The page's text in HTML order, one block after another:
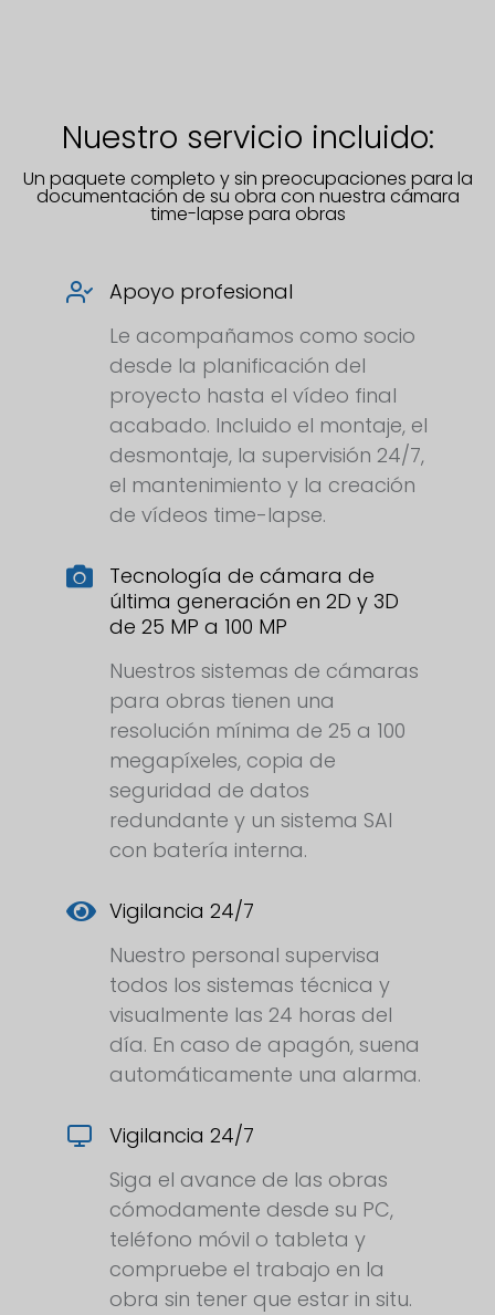
Nuestro servicio incluido:
Un paquete completo y sin preocupaciones para la
documentación de su obra con nuestra cámara
time-lapse para obras
Apoyo profesional
Le acompañamos como socio
desde la planificación del
proyecto hasta el vídeo final
acabado. Incluido el montaje, el
desmontaje, la supervisión 24/7,
el mantenimiento y la creación
de vídeos time-lapse.
Tecnología de cámara de
última generación en 2D y 3D
de 25 MP a 100 MP
Nuestros sistemas de cámaras
para obras tienen una
resolución mínima de 25 a 100
megapíxeles, copia de
seguridad de datos
redundante y un sistema SAI
con batería interna.
Vigilancia 24/7
Nuestro personal supervisa
todos los sistemas técnica y
visualmente las 24 horas del
día. En caso de apagón, suena
automáticamente una alarma.
Vigilancia 24/7
Siga el avance de las obras
cómodamente desde su PC,
teléfono móvil o tableta y
compruebe el trabajo en la
obra sin tener que estar in situ.